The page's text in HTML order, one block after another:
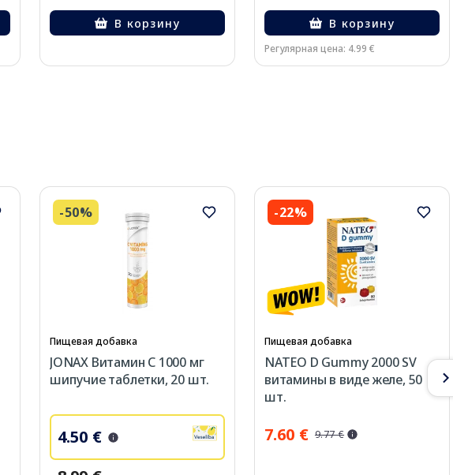
В корзину В корзину
Регулярная цена: 4.99 €
-50%
Пищевая добавка
JONAX Витамин С 1000 мг
шипучие таблетки, 20 шт.
4.50 €
-22%
Пищевая добавка
NATEO D Gummy 2000 SV
витамины в виде желе, 50
шт.
7.60 € 9.77 €